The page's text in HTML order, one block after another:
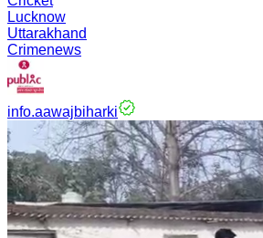
Lucknow
Uttarakhand
Crimenews
info.aawajbiharki